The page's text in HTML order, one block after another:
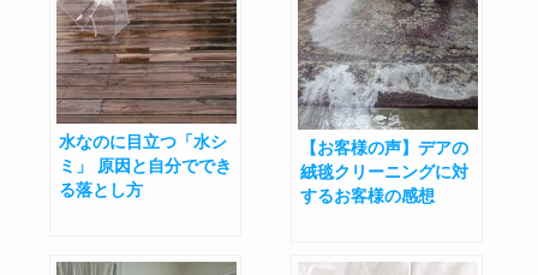
水なのに目立つ「水シ
ミ」 原因と自分ででき
る落とし方
【お客様の声】デアの
絨毯クリーニングに対
するお客様の感想